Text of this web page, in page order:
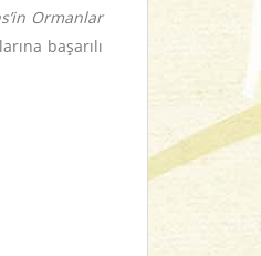
Ormanlar
başarılı